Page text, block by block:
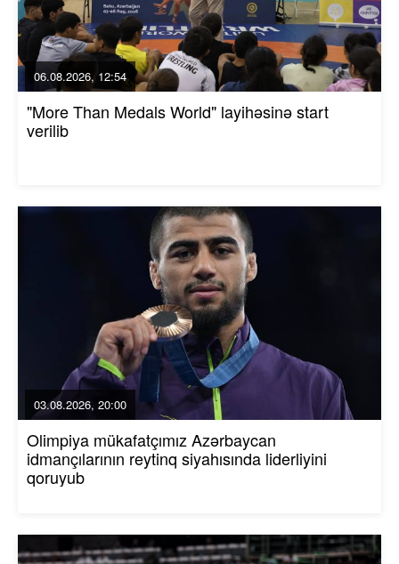
06.08.2026, 12:54
"More Than Medals World" layihəsinə start
verilib
03.08.2026, 20:00
Olimpiya mükafatçımız Azərbaycan
idmançılarının reytinq siyahısında liderliyini
qoruyub